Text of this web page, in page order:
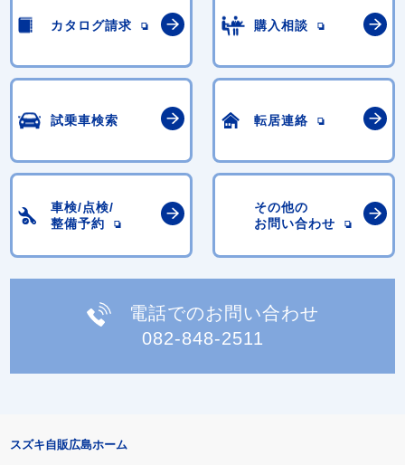
カタログ請求 購入相談
試乗車検索 転居連絡
車検/点検/
整備予約
その他の
お問い合わせ
電話でのお問い合わせ
082-848-2511
スズキ自販広島ホーム